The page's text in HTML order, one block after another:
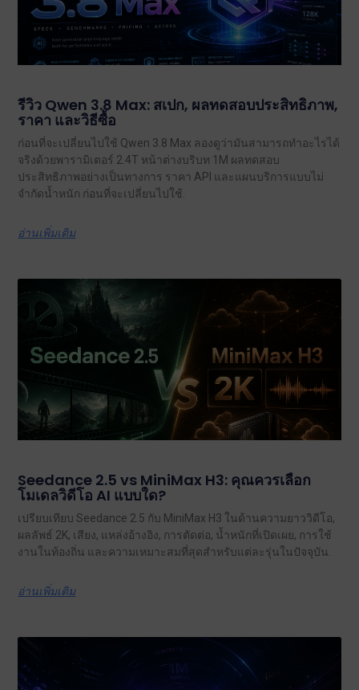
รีวิว Qwen 3.8 Max: สเปก, ผลทดสอบประสิทธิภาพ,
ราคา และวิธีซื้อ
ก่อนที่จะเปลี่ยนไปใช้ Qwen 3.8 Max ลองดูว่ามันสามารถทำอะไรได้
จริงด้วยพารามิเตอร์ 2.4T หน้าต่างบริบท 1M ผลทดสอบ
ประสิทธิภาพอย่างเป็นทางการ ราคา API และแผนบริการแบบไม่
จำกัดน้ำหนัก ก่อนที่จะเปลี่ยนไปใช้.
อ่านเพิ่มเติม
Seedance 2.5 vs MiniMax H3: คุณควรเลือก
โมเดลวิดีโอ AI แบบใด?
เปรียบเทียบ Seedance 2.5 กับ MiniMax H3 ในด้านความยาววิดีโอ,
ผลลัพธ์ 2K, เสียง, แหล่งอ้างอิง, การตัดต่อ, น้ำหนักที่เปิดเผย, การใช้
งานในท้องถิ่น และความเหมาะสมที่สุดสำหรับแต่ละรุ่นในปัจจุบัน.
อ่านเพิ่มเติม